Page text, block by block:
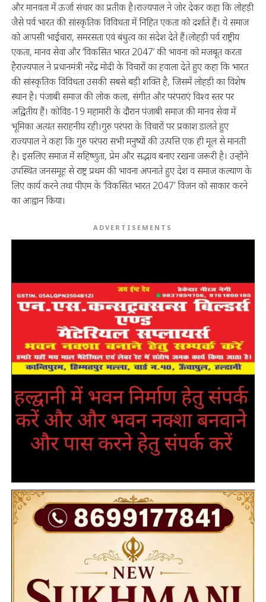
और मानवता में ऊर्जा संचार का प्रतीक है।राज्यपाल ने जोर देकर कहा कि लोहड़ी
जैसे पर्व भारत की सांस्कृतिक विविधता में निहित एकता को दर्शाते हैं। ये समाज
को आपसी भाईचारा, समरसता एवं बंधुत्व का संदेश देते हैं।लोहड़ी पर्व राष्ट्रीय
एकता, मानव सेवा और ‘विकसित भारत 2047’ की भावना को मजबूत करता
हैराज्यपाल ने प्रधानमंत्री नरेंद्र मोदी के विचारों का हवाला देते हुए कहा कि भारत
की सांस्कृतिक विविधता उसकी सबसे बड़ी शक्ति है, जिसमें लोहड़ी का विशेष
स्थान है। पंजाबी समाज की लोक कला, संगीत और परंपराएं विश्व स्तर पर
अद्वितीय हैं। कोविड-19 महामारी के दौरान पंजाबी समाज की मानव सेवा में
भूमिका अत्यंत सराहनीय रही।गुरु परंपरा के विचारों पर प्रकाश डालते हुए
राज्यपाल ने कहा कि गुरु परंपरा सभी मनुष्यों की उत्पत्ति एक ही मूल से मानती
है। इसलिए समाज में सहिष्णुता, प्रेम और सद्भाव बनाए रखना जरूरी है। उन्होंने
उपस्थित जनसमूह से राष्ट्र प्रथम की भावना अपनाते हुए देश व समाज कल्याण के
लिए कार्य करने तथा पीएम के ‘विकसित भारत 2047’ विजन को साकार करने
का आह्वान किया।
ADVERTISEMENTS